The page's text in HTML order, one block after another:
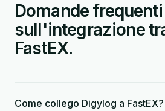
Domande frequenti
sull'integrazione
FastEX.
Come collego Digylog a FastEX?